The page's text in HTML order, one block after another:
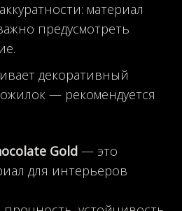
материал
предусмотреть
декоративный
— рекомендуется
Gold — это
для интерьеров